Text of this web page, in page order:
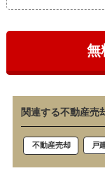
無
関連する不動産売
不動産売却 戸